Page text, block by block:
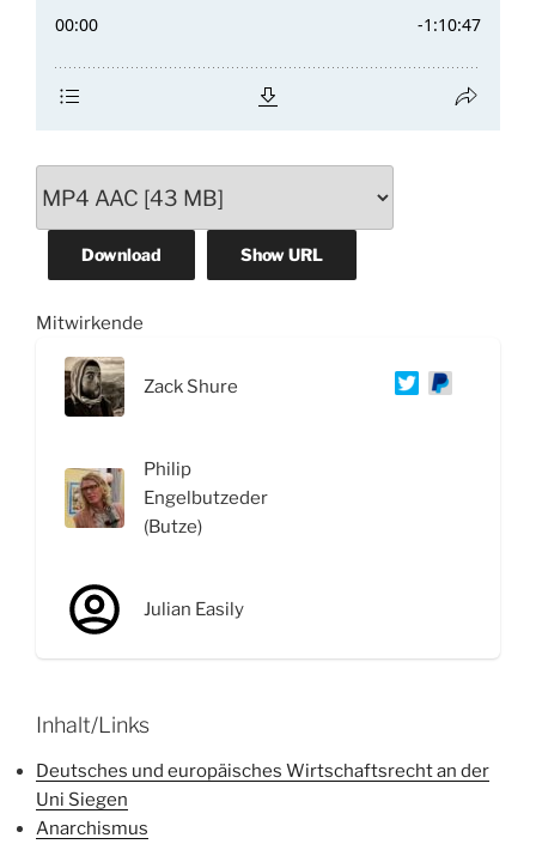
Download Show URL
Mitwirkende
Zack Shure
Philip
Engelbutzeder
(Butze)
Julian Easily
Inhalt/Links
Deutsches und europäisches Wirtschaftsrecht an der
Uni Siegen
Anarchismus